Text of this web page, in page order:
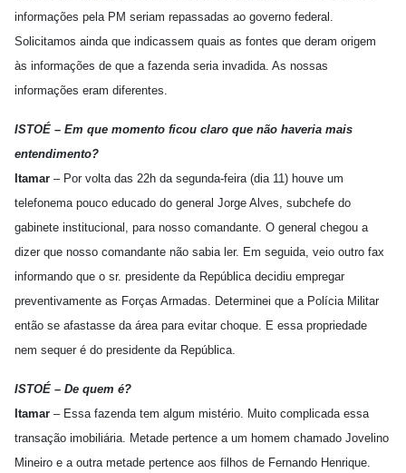
informações pela PM seriam repassadas ao governo federal.
Solicitamos ainda que indicassem quais as fontes que deram origem
às informações de que a fazenda seria invadida. As nossas
informações eram diferentes.
ISTOÉ – Em que momento ficou claro que não haveria mais
entendimento?
Itamar – Por volta das 22h da segunda-feira (dia 11) houve um
telefonema pouco educado do general Jorge Alves, subchefe do
gabinete institucional, para nosso comandante. O general chegou a
dizer que nosso comandante não sabia ler. Em seguida, veio outro fax
informando que o sr. presidente da República decidiu empregar
preventivamente as Forças Armadas. Determinei que a Polícia Militar
então se afastasse da área para evitar choque. E essa propriedade
nem sequer é do presidente da República.
ISTOÉ – De quem é?
Itamar – Essa fazenda tem algum mistério. Muito complicada essa
transação imobiliária. Metade pertence a um homem chamado Jovelino
Mineiro e a outra metade pertence aos filhos de Fernando Henrique.